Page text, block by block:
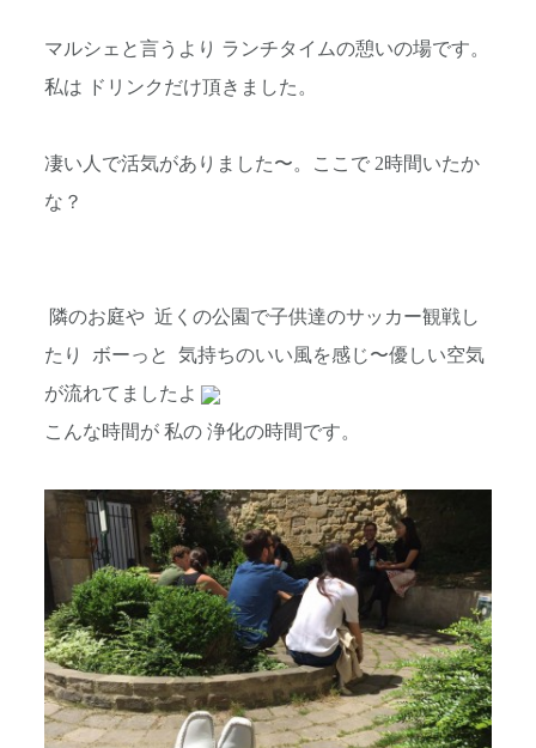
マルシェと言うより ランチタイムの憩いの場です。
私は ドリンクだけ頂きました。
凄い人で活気がありました〜。ここで 2時間いたか
な？
隣のお庭や 近くの公園で子供達のサッカー観戦し
たり ボーっと 気持ちのいい風を感じ〜優しい空気
が流れてましたよ
こんな時間が 私の 浄化の時間です。